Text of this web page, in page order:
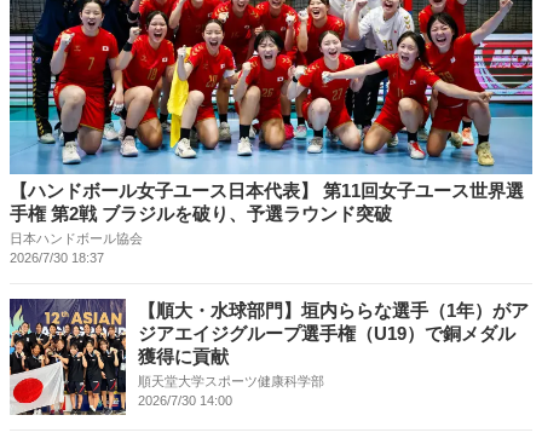
【ハンドボール女子ユース日本代表】 第11回女子ユース世界選
手権 第2戦 ブラジルを破り、予選ラウンド突破
日本ハンドボール協会
2026/7/30 18:37
【順大・水球部門】垣内ららな選手（1年）がア
ジアエイジグループ選手権（U19）で銅メダル
獲得に貢献
順天堂大学スポーツ健康科学部
2026/7/30 14:00